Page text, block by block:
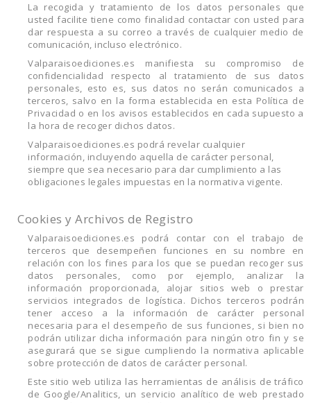
La recogida y tratamiento de los datos personales que
usted facilite tiene como finalidad contactar con usted para
dar respuesta a su correo a través de cualquier medio de
comunicación, incluso electrónico.
Valparaisoediciones.es manifiesta su compromiso de
confidencialidad respecto al tratamiento de sus datos
personales, esto es, sus datos no serán comunicados a
terceros, salvo en la forma establecida en esta Política de
Privacidad o en los avisos establecidos en cada supuesto a
la hora de recoger dichos datos.
Valparaisoediciones.es podrá revelar cualquier
información, incluyendo aquella de carácter personal,
siempre que sea necesario para dar cumplimiento a las
obligaciones legales impuestas en la normativa vigente.
Cookies y Archivos de Registro
Valparaisoediciones.es podrá contar con el trabajo de
terceros que desempeñen funciones en su nombre en
relación con los fines para los que se puedan recoger sus
datos personales, como por ejemplo, analizar la
información proporcionada, alojar sitios web o prestar
servicios integrados de logística. Dichos terceros podrán
tener acceso a la información de carácter personal
necesaria para el desempeño de sus funciones, si bien no
podrán utilizar dicha información para ningún otro fin y se
asegurará que se sigue cumpliendo la normativa aplicable
sobre protección de datos de carácter personal.
Este sitio web utiliza las herramientas de análisis de tráfico
de Google/Analitics, un servicio analítico de web prestado